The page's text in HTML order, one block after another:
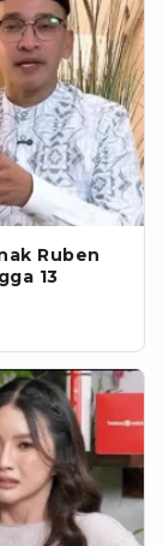
Ruben
13